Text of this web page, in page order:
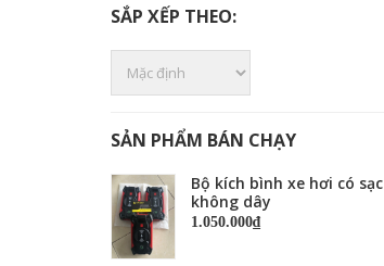
SẮP XẾP THEO:
SẢN PHẨM BÁN CHẠY
Bộ kích bình xe hơi có sạc
không dây
1.050.000₫